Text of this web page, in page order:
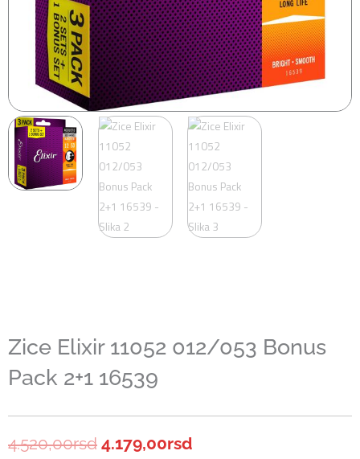
Zice Elixir 11052 012/053 Bonus
Pack 2+1 16539
4.520,00rsd Originalna
4.179,00rsd